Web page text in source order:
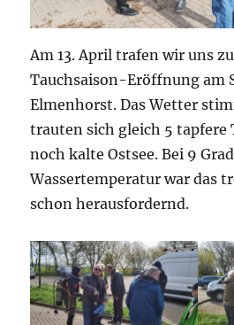
Am 13. April trafen wir uns
Tauchsaison-Eröffnung am
Elmenhorst. Das Wetter
trauten sich gleich 5 tapfere
noch kalte Ostsee. Bei 9 Grad
Wassertemperatur war das
schon herausfordernd.